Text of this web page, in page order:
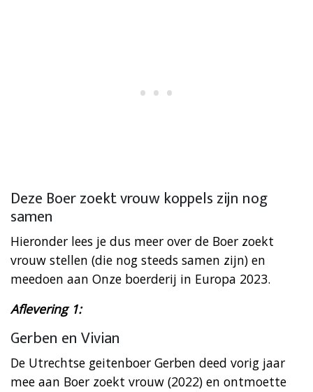
Deze Boer zoekt vrouw koppels zijn nog
samen
Hieronder lees je dus meer over de Boer zoekt
vrouw stellen (die nog steeds samen zijn) en
meedoen aan Onze boerderij in Europa 2023.
Aflevering 1:
Gerben en Vivian
De Utrechtse geitenboer Gerben deed vorig jaar
mee aan Boer zoekt vrouw (2022) en ontmoette